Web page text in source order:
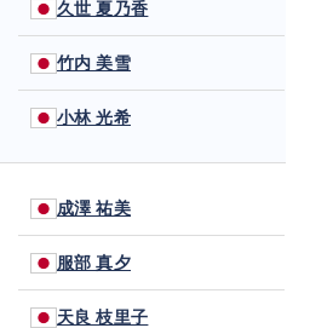
久世 夏乃香
竹内 美雪
小林 光希
成澤 祐美
服部 真夕
天良 枝里子